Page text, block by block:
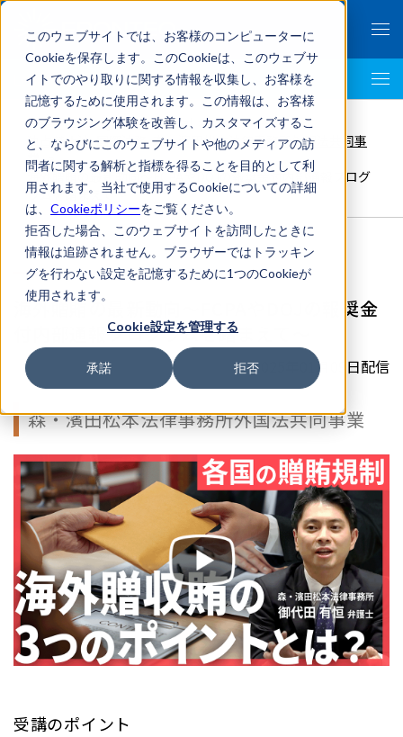
このウェブサイトでは、お客様のコンピューターに
Cookieを保存します。このCookieは、このウェブサ
イトでのやり取りに関する情報を収集し、お客様を
記憶するために使用されます。この情報は、お客様
のブラウジング体験を改善し、カスタマイズするこ
と、ならびにこのウェブサイトや他のメディアの訪
問者に関する解析と指標を得ることを目的として利
用されます。当社で使用するCookieについての詳細
は、 Cookieポリシーをご覧ください。
拒否した場合、このウェブサイトを訪問したときに
情報は追跡されません。ブラウザーではトラッキン
グを行わない設定を記憶するために1つのCookieが
使用されます。
Cookie設定を管理する
承諾 拒否
LegalTech AI Top
FRONTEO Legal Link Portal >
独占禁止法,国際法務,森・濱田松本法律事務所外国法共同事
業 >
海外贈賄の最新動向～FCPAやDOJの報奨金付内部通報プログ
ラムを踏まえて～
海外贈賄の最新動向～FCPAやDOJの報奨金
付内部通報プログラムを踏まえて～
2025年01月09日配信
森・濱田松本法律事務所外国法共同事業
受講のポイント